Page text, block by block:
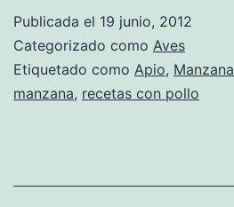
Publicada el 19 junio, 2012
Categorizado como Aves
Etiquetado como Apio, Manzana
manzana, recetas con pollo